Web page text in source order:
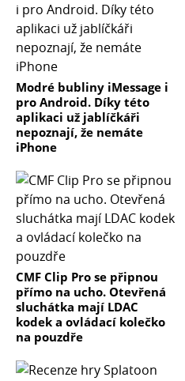
Modré bubliny iMessage i
pro Android. Díky této
aplikaci už jablíčkáři
nepoznají, že nemáte
iPhone
CMF Clip Pro se připnou
přímo na ucho. Otevřená
sluchátka mají LDAC
kodek a ovládací kolečko
na pouzdře